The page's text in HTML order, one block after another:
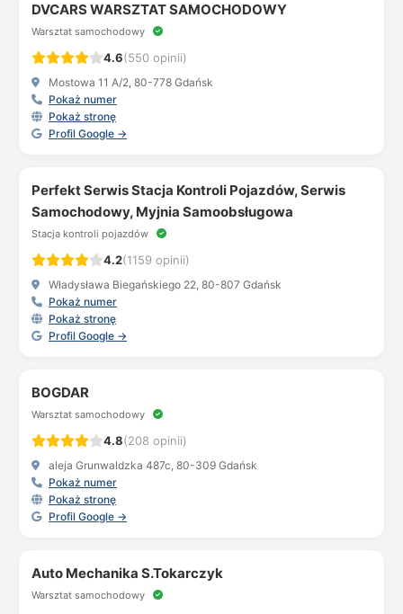
DVCARS WARSZTAT SAMOCHODOWY
Warsztat samochodowy
4.6(550 opinii)
Mostowa 11 A/2, 80-778 Gdańsk
Pokaż numer
Pokaż stronę
Profil Google →
Perfekt Serwis Stacja Kontroli Pojazdów, Serwis
Samochodowy, Myjnia Samoobsługowa
Stacja kontroli pojazdów
4.2(1159 opinii)
Władysława Biegańskiego 22, 80-807 Gdańsk
Pokaż numer
Pokaż stronę
Profil Google →
BOGDAR
Warsztat samochodowy
4.8(208 opinii)
aleja Grunwaldzka 487c, 80-309 Gdańsk
Pokaż numer
Pokaż stronę
Profil Google →
Auto Mechanika S.Tokarczyk
Warsztat samochodowy